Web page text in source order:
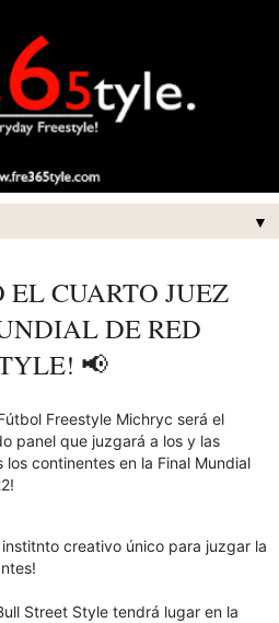
▼
CUARTO JUEZ
DE RED
📢
Freestyle Michryc será el
panel que juzgará a los y las
continentes en la Final Mundial
creativo único para juzgar la
Street Style tendrá lugar en la